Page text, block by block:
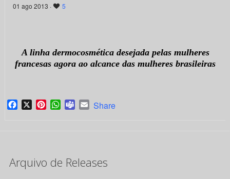
01 ago 2013 · 5
A linha dermocosméticadesejada pelas mulheres
francesas agora ao alcance das mulheres brasileiras
Facebook
X PinterestWhatsApp
TeamsEmail
Share
Arquivo de Releases